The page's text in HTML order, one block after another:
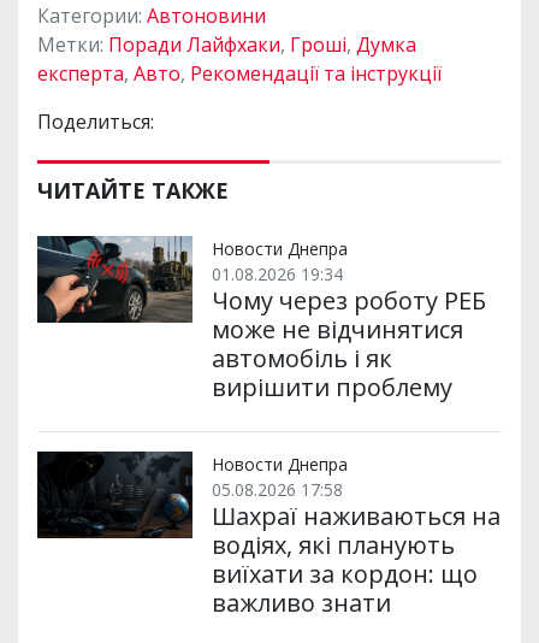
Категории: Автоновини
Метки: Поради Лайфхаки, Гроші, Думка
експерта, Авто, Рекомендації та інструкції
Поделиться:
ЧИТАЙТЕ ТАКЖЕ
Новости Днепра
01.08.2026 19:34
Чому через роботу РЕБ
може не відчинятися
автомобіль і як
вирішити проблему
Новости Днепра
05.08.2026 17:58
Шахраї наживаються на
водіях, які планують
виїхати за кордон: що
важливо знати